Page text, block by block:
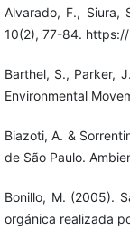
Alvarado, F., Siura,
10(2), 77-84.
Barthel, S., Parker,
Environmental
Biazoti, A. &
de São Paulo.
Bonillo, M. (2005).
orgánica realizada